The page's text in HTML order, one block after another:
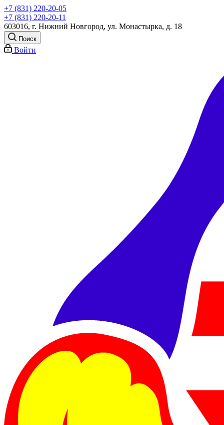
+7 (831) 220-20-05
+7 (831) 220-20-11
603016, г. Нижний Новгород, ул. Монастырка, д. 18
Поиск
Войти